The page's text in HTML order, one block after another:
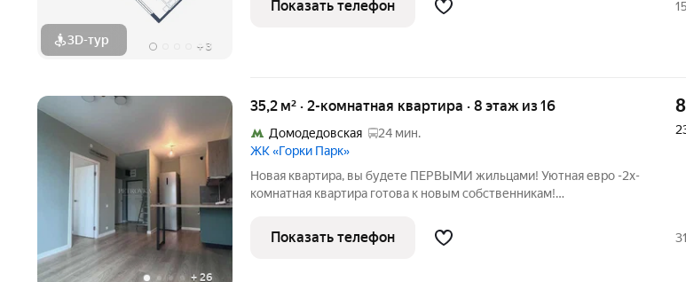
3D-тур + 3
территории квартала
Показать телефон
+ 26
35,2 м² · 2-комнатная квартира · 8 этаж из 16
Домодедовская
24 мин.
ЖК «Горки Парк»
Новая квартира, вы будете ПЕРВЫМИ жильцами! Уютная евро -2х-
комнатная квартира готова к новым собственникам!
планировка просторная кухня-гостиная и отдельная спальня. При
продаже остается большая
Показать телефон